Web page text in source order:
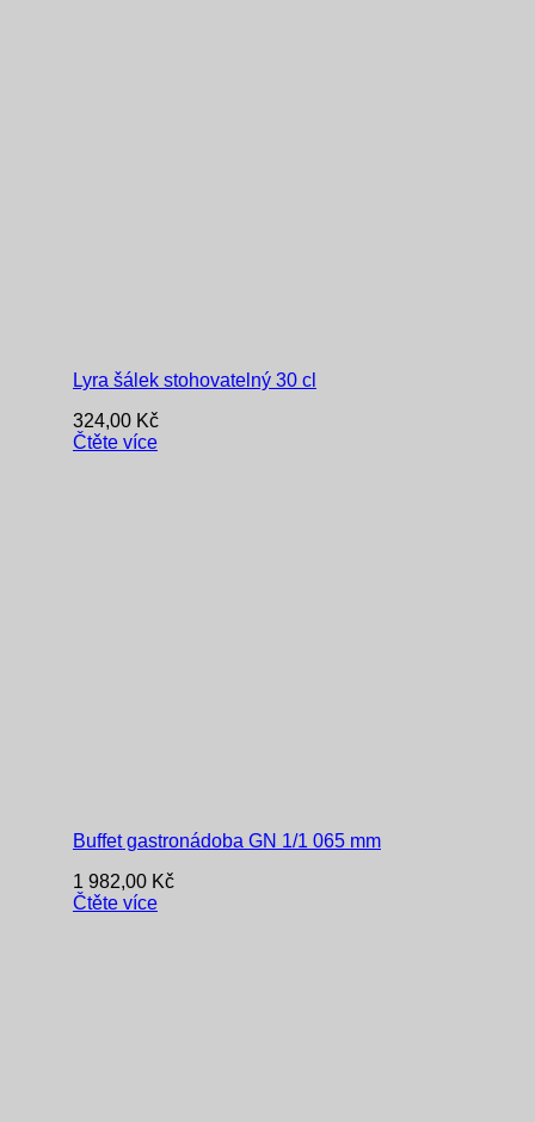
Lyra šálek stohovatelný 30 cl
324,00 Kč
Čtěte více
Buffet gastronádoba GN 1/1 065 mm
1 982,00 Kč
Čtěte více